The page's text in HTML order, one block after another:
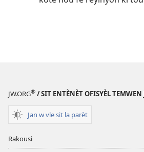
JW.ORG® / SIT ENTÈNÈT OFISYÈL TEMWEN
Jan w vle sit la parèt
Rakousi